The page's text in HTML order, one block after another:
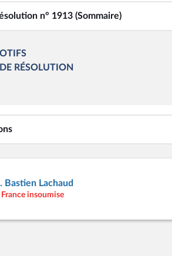
n° 1913 (Sommaire)
RÉSOLUTION
Bastien Lachaud
France insoumise